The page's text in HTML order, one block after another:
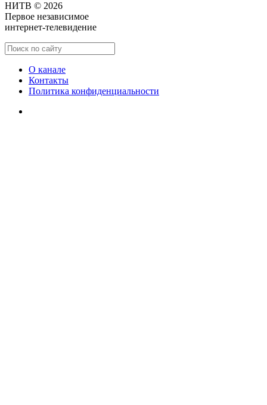
НИТВ © 2026
Первое независимое
интернет-телевидение
О канале
Контакты
Политика конфиденциальности